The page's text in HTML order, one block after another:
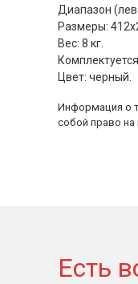
Диапазон
Размеры:
Вес: 8 кг.
Цвет: черный.
Информация о
собой право на
Есть